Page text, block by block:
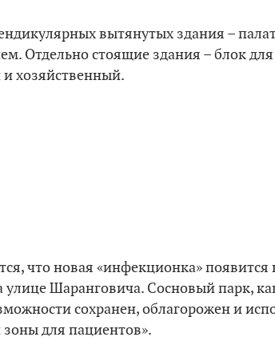
вытянутых здания –
Отдельно стоящие здания – блок
хозяйственный.
что новая «инфекционка»
улице Шаранговича. Сосновый парк,
сохранен, облагорожен и
для пациентов».